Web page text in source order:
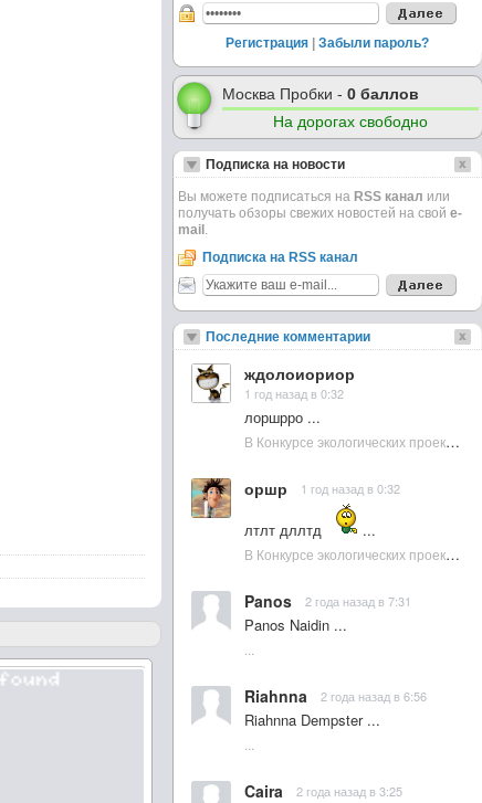
Регистрация Забыли пароль?
Москва Пробки - 0 баллов
На дорогах свободно
Подписка на новости
Вы можете подписаться на RSS канал или
получать обзоры свежих новостей на свой e-
mail .
Подписка на RSS канал
Последние комментарии
ждолоиориор
1 год назад в 0:32
лоршрро ...
В Конкурсе экологических проектов в Подмосковье активно участвовала молодежь :: NewsRbk.ru...
оршр 1 год назад в 0:32
лтлт дллтд
...
В Конкурсе экологических проектов в Подмосковье активно участвовала молодежь :: NewsRbk.ru...
Panos 2 года назад в 7:31
Panos Naidin ...
Riahnna 2 года назад в 6:56
Riahnna Dempster ...
Caira 2 года назад в 3:25